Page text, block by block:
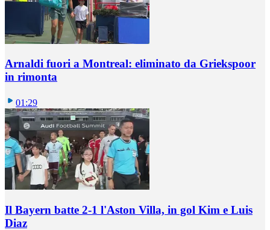
Arnaldi fuori a Montreal: eliminato da Griekspoor
in rimonta
01:29
Il Bayern batte 2-1 l'Aston Villa, in gol Kim e Luis
Diaz